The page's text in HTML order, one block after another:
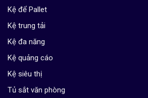
Kệ để Pallet
Kệ trung tải
Kệ đa năng
Kệ quảng cáo
Kệ siêu thị
Tủ sắt văn phòng